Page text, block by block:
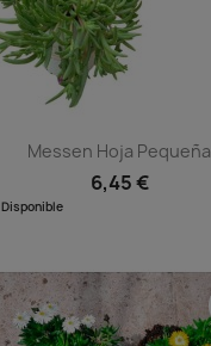
Messen Hoja Pequeña
6,45 €
Disponible